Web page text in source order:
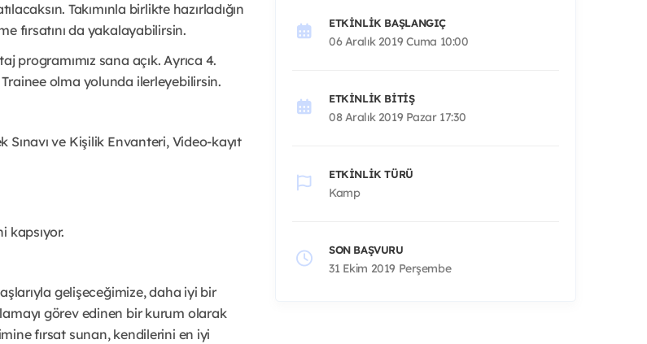
Takımınla birlikte hazırladığın
fırsatını da yakalayabilirsin.
programımız sana açık. Ayrıca 4.
olma yolunda ilerleyebilirsin.
Sınavı ve Kişilik Envanteri, Video-kayıt
kapsıyor.
gelişeceğimize, daha iyi bir
görev edinen bir kurum olarak
fırsat sunan, kendilerini en iyi
ETKINLIK BAŞLANGIÇ
06 Aralık 2019 Cuma 10:00
ETKINLIK BITIŞ
08 Aralık 2019 Pazar 17:30
ETKINLIK TÜRÜ
Kamp
SON BAŞVURU
31 Ekim 2019 Perşembe